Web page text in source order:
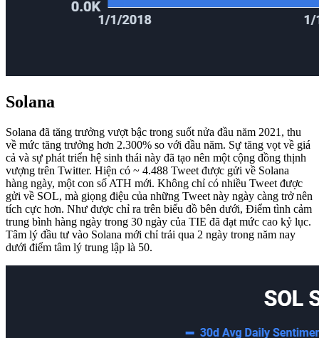
Solana
Solana đã tăng trưởng vượt bậc trong suốt nửa đầu năm 2021, thu
về mức tăng trưởng hơn 2.300% so với đầu năm. Sự tăng vọt về giá
cả và sự phát triển hệ sinh thái này đã tạo nên một cộng đồng thịnh
vượng trên Twitter. Hiện có ~ 4.488 Tweet được gửi về Solana
hàng ngày, một con số ATH mới. Không chỉ có nhiều Tweet được
gửi về SOL, mà giọng điệu của những Tweet này ngày càng trở nên
tích cực hơn. Như được chỉ ra trên biểu đồ bên dưới, Điểm tình cảm
trung bình hàng ngày trong 30 ngày của TIE đã đạt mức cao kỷ lục.
Tâm lý đầu tư vào Solana mới chỉ trải qua 2 ngày trong năm nay
dưới điểm tâm lý trung lập là 50.